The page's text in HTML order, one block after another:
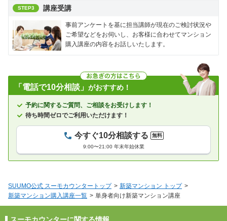
STEP3 講座受講
事前アンケートを基に担当講師が現在のご検討状況や
ご希望などをお伺いし、お客様に合わせてマンション
購入講座の内容をお話しいたします。
「電話で10分相談」 がおすすめ！
予約に関するご質問、ご相談をお受けします！
待ち時間ゼロでご利用いただけます！
今すぐ10分相談する
無料
9:00〜21:00 年末年始休業
SUUMO公式 スーモカウンタートップ
新築マンション トップ
新築マンション購入講座一覧
単身者向け新築マンション講座